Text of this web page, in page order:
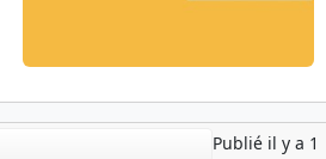
Publié il y a 1